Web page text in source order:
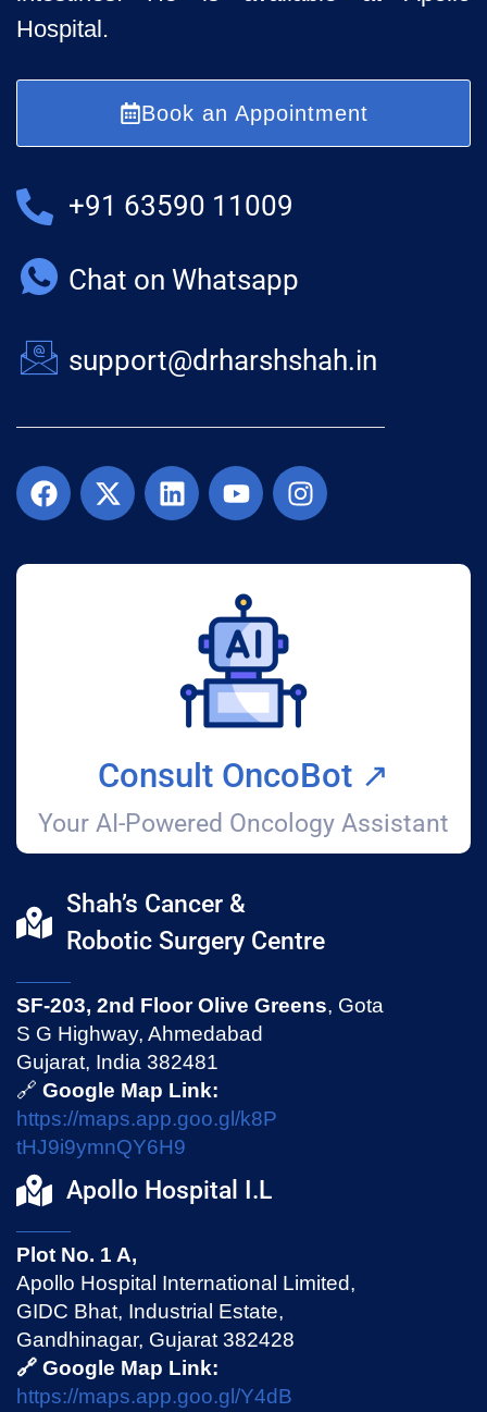
Hospital.
Book an Appointment
+91 63590 11009
Chat on Whatsapp
support@drharshshah.in
Consult OncoBot ↗️
Your AI-Powered Oncology Assistant
Shah’s Cancer &
Robotic Surgery Centre
SF-203, 2nd Floor Olive Greens, Gota
S G Highway, Ahmedabad
Gujarat, India 382481
🔗 Google Map Link:
https://maps.app.goo.gl/k8P
tHJ9i9ymnQY6H9
Apollo Hospital I.L
Plot No. 1 A,
Apollo Hospital International Limited,
GIDC Bhat, Industrial Estate,
Gandhinagar, Gujarat 382428
🔗 Google Map Link:
https://maps.app.goo.gl/Y4dB